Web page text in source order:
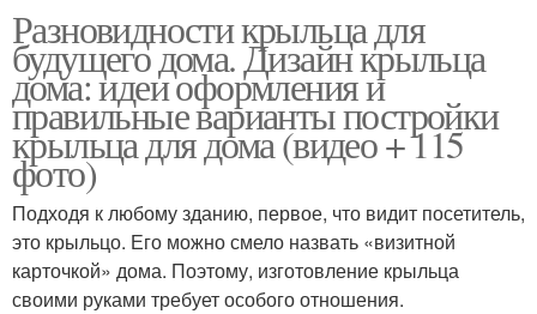
Разновидности крыльца для
будущего дома. Дизайн крыльца
дома: идеи оформления и
правильные варианты постройки
крыльца для дома (видео + 115
фото)
Подходя к любому зданию, первое, что видит посетитель,
это крыльцо. Его можно смело назвать «визитной
карточкой» дома. Поэтому, изготовление крыльца
своими руками требует особого отношения.